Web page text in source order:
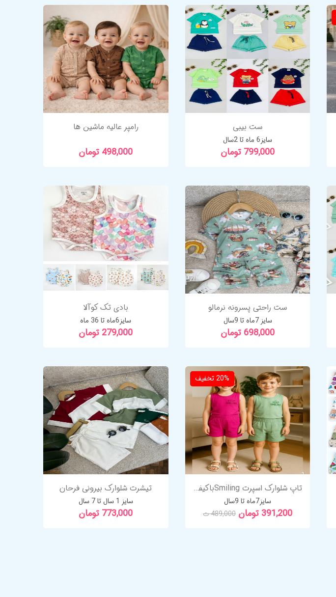
ست بیبی
سایز6 ماه تا 2سال
799,000 تومان
رامپر عالیه ماشین ها
498,000 تومان
ست راحتی پسرونه نرمالو
سایز 7ماه تا 9سال
698,000 تومان
بادی تک کوآلا
سایز6ماه تا 36 ماه
279,000 تومان
20%تخفیف
تاپ شلوارک اسپرت Smilingباکیفیت عالی
سایز7ماه تا 9سال
391,200 تومان 489,000 ت
تیشرت شلوارک بیرونی فرحان
سایز 1 سال تا 7 سال
773,000 تومان